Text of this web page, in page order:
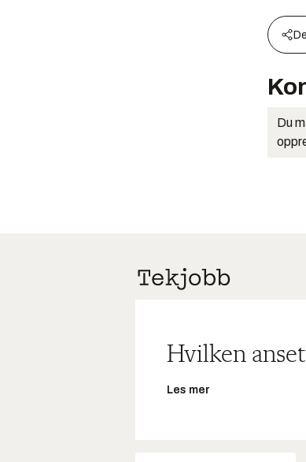
Del
Du
Hvilken
Les mer